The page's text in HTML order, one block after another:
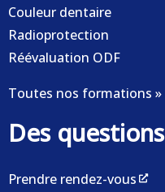
Couleur dentaire
Radioprotection
Réévaluation ODF
Toutes nos formations »
Des questions
Prendre rendez-vous